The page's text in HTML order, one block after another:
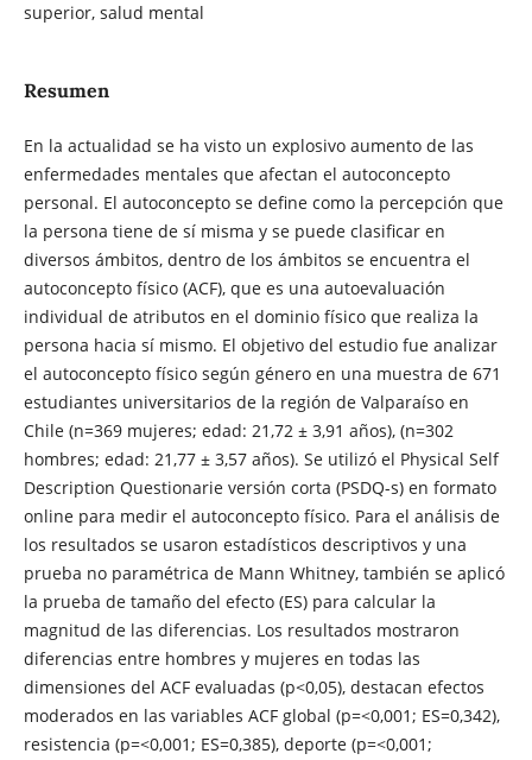
superior, salud mental
Resumen
En la actualidad se ha visto un explosivo aumento de las
enfermedades mentales que afectan el autoconcepto
personal. El autoconcepto se define como la percepción que
la persona tiene de sí misma y se puede clasificar en
diversos ámbitos, dentro de los ámbitos se encuentra el
autoconcepto físico (ACF), que es una autoevaluación
individual de atributos en el dominio físico que realiza la
persona hacia sí mismo. El objetivo del estudio fue analizar
el autoconcepto físico según género en una muestra de 671
estudiantes universitarios de la región de Valparaíso en
Chile (n=369 mujeres; edad: 21,72 ± 3,91 años), (n=302
hombres; edad: 21,77 ± 3,57 años). Se utilizó el Physical Self
Description Questionarie versión corta (PSDQ-s) en formato
online para medir el autoconcepto físico. Para el análisis de
los resultados se usaron estadísticos descriptivos y una
prueba no paramétrica de Mann Whitney, también se aplicó
la prueba de tamaño del efecto (ES) para calcular la
magnitud de las diferencias. Los resultados mostraron
diferencias entre hombres y mujeres en todas las
dimensiones del ACF evaluadas (p<0,05), destacan efectos
moderados en las variables ACF global (p=<0,001; ES=0,342),
resistencia (p=<0,001; ES=0,385), deporte (p=<0,001;